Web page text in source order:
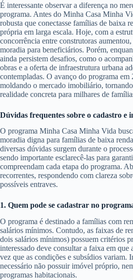
É interessante observar a diferença no
programa. Antes do Minha Casa Minha
robusta que conectasse famílias de baixa
própria em larga escala. Hoje, com a
concorrência entre construtoras
moradia para beneficiários. Porém,
ainda persistem desafios, como o
obras e a oferta de infraestrutura urbana
contempladas. O avanço do programa
moldando o mercado imobiliário,
realidade concreta para milhares de
Dúvidas frequentes sobre o cadastro e
O programa Minha Casa Minha Vida
moradia digna para famílias de baixa
diversas dúvidas surgem durante o
sendo importante esclarecê-las para
compreendam cada etapa do programa.
recorrentes, respondendo com clareza
possíveis entraves.
1. Quem pode se cadastrar no
O programa é destinado a famílias com
salários mínimos. Contudo, as faixas de
dois salários mínimos) possuem critérios
interessado deve consultar a faixa em que
vez que as condições e subsídios variam.
necessário não possuir imóvel próprio,
programas habitacionais.